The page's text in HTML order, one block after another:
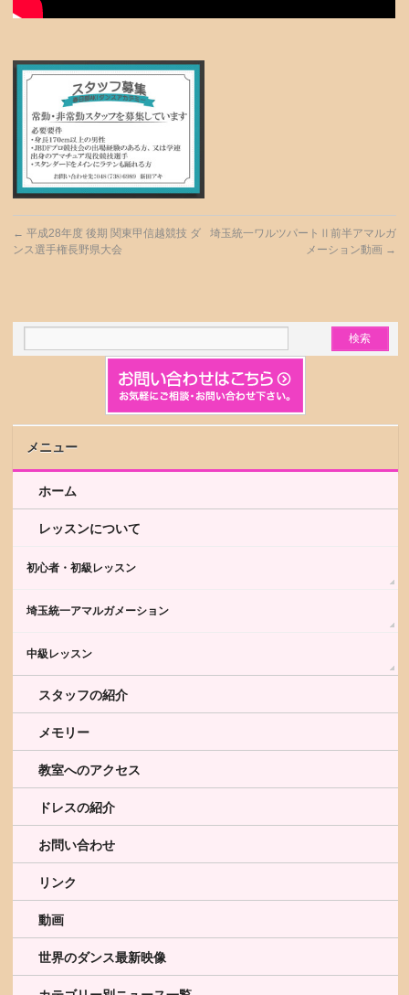
← 平成28年度 後期 関東甲信越競技 ダ
ンス選手権長野県大会
埼玉統一ワルツパートⅡ前半アマルガ
メーション動画 →
メニュー
ホーム
レッスンについて
初心者・初級レッスン
埼玉統一アマルガメーション
中級レッスン
スタッフの紹介
メモリー
教室へのアクセス
ドレスの紹介
お問い合わせ
リンク
動画
世界のダンス最新映像